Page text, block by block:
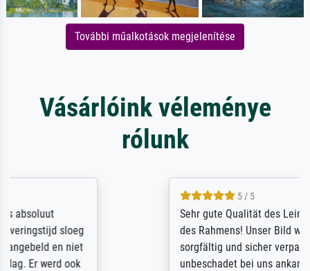
További műalkotások megjelenítése
Vásárlóink véleménye
rólunk
Sehr gute Qualität des Leinwanddrucks und
des Rahmens! Unser Bild wurde sehr
sorgfältig und sicher verpackt, so dass es
unbeschadet bei uns ankam. Es wird nicht